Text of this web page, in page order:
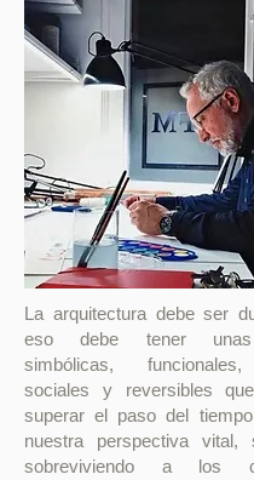
La arquitectura debe ser
eso debe tener unas
simbólicas,
sociales y reversibles
superar el paso del
nuestra perspectiva vital,
sobreviviendo a los